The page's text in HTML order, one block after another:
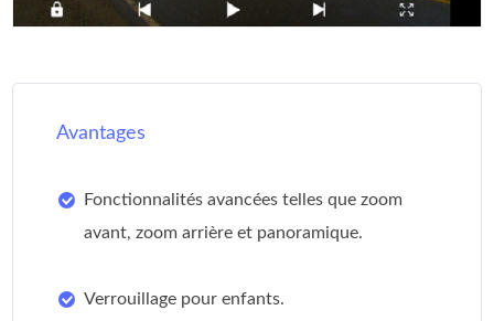
Avantages
Fonctionnalités avancées telles que zoom
avant, zoom arrière et panoramique.
Verrouillage pour enfants.